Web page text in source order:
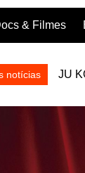
& Filmes
notícias